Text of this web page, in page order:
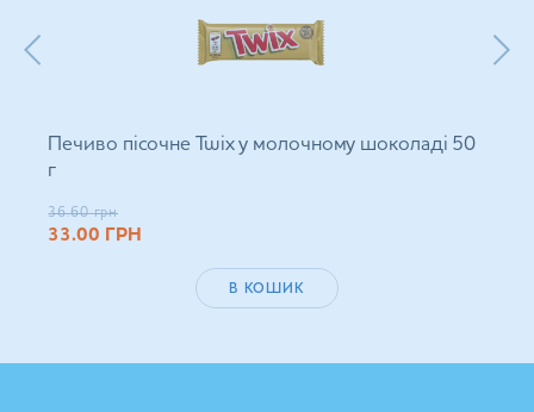
Печиво пісочне Twix у молочному шоколаді 50
г
36.60 грн
33.00 ГРН
В КОШИК